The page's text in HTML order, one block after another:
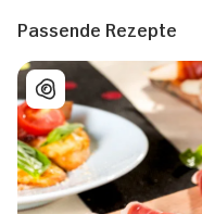
Passende Rezepte